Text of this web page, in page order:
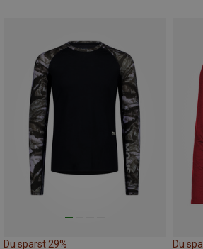
Du sparst 29% Du